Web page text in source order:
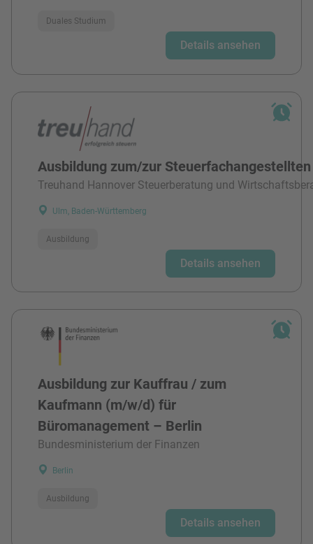
Duales Studium
Details ansehen
Ausbildung zum/zur
Treuhand Hannover Steuerberatung und
Ulm, Baden-Württemberg
Ausbildung
Details ansehen
Ausbildung zur Kauffrau / zum
Kaufmann (m/w/d) für
Büromanagement – Berlin
Bundesministerium der Finanzen
Berlin
Ausbildung
Details ansehen